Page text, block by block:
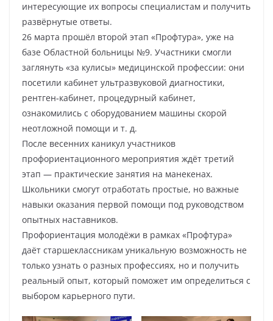
интересующие их вопросы специалистам и получить
развёрнутые ответы.
26 марта прошёл второй этап «Профтура», уже на
базе Областной больницы №9. Участники смогли
заглянуть «за кулисы» медицинской профессии: они
посетили кабинет ультразвуковой диагностики,
рентген‑кабинет, процедурный кабинет,
ознакомились с оборудованием машины скорой
неотложной помощи и т. д.
После весенних каникул участников
профориентационного мероприятия ждёт третий
этап — практические занятия на манекенах.
Школьники смогут отработать простые, но важные
навыки оказания первой помощи под руководством
опытных наставников.
Профориентация молодёжи в рамках «Профтура»
даёт старшеклассникам уникальную возможность не
только узнать о разных профессиях, но и получить
реальный опыт, который поможет им определиться с
выбором карьерного пути.